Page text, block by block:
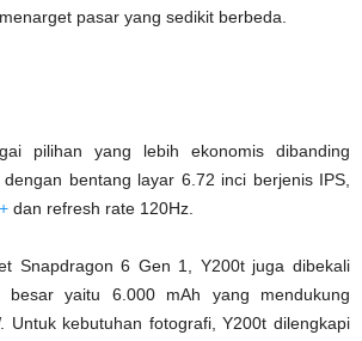
pasar yang sedikit berbeda.
pilihan yang lebih ekonomis dibanding
bentang layar 6.72 inci berjenis IPS,
dan refresh rate 120Hz.
Snapdragon 6 Gen 1, Y200t juga dibekali
besar yaitu 6.000 mAh yang mendukung
Untuk kebutuhan fotografi, Y200t dilengkapi